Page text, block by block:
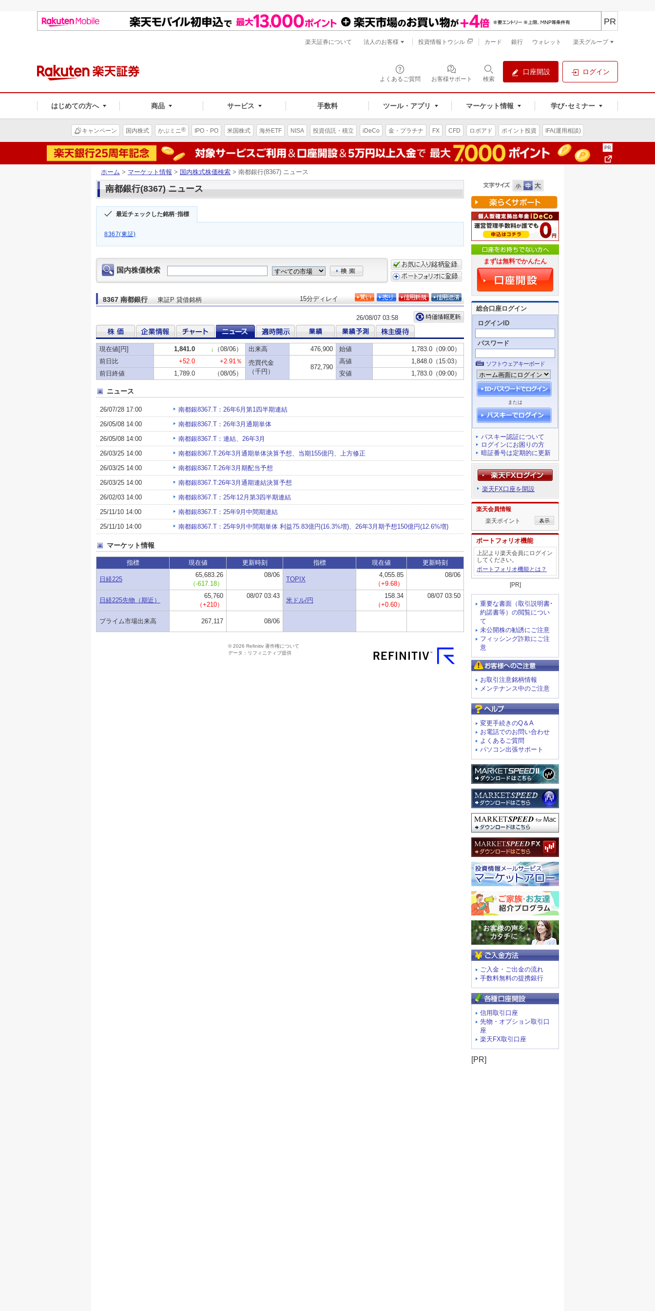
よくあるご質問 お客様サポート 検索
口座開設 ログイン
はじめての方へ 商品 サービス 手数料 ツール・アプリ マーケット情報 学び･セミナー
PR
楽天証券について 法人のお客様 投資情報トウシル カード 銀行 ウォレット 楽天グループ
キャンペーン 国内株式 かぶミニ® IPO・PO 米国株式 海外ETF NISA 投資信託・積立 iDeCo 金・プラチナ FX CFD ロボアド ポイント投資 IFA(運用相談)
ホーム > マーケット情報 > 国内株式株価検索 > 南都銀行(8367) ニュース
南都銀行(8367) ニュース
最近チェックした銘柄･指標
8367(東証)
まずは無料でかんたん
総合口座ログイン
ログインID
パスワード
ソフトウェアキーボード
または
パスキー認証について
ログインにお困りの方
暗証番号は定期的に更新
楽天FX口座を開設
楽天会員情報
楽天ポイント
ポートフォリオ機能
上記より楽天会員にログイン
してください。
ポートフォリオ機能とは？
[PR]
重要な書面（取引説明書･
約諾書等）の閲覧につい
て
未公開株の勧誘にご注意
フィッシング詐欺にご注
意
お取引注意銘柄情報
メンテナンス中のご注意
変更手続きのQ＆A
お電話でのお問い合わせ
よくあるご質問
パソコン出張サポート
ご入金・ご出金の流れ
手数料無料の提携銀行
信用取引口座
先物・オプション取引口
座
楽天FX取引口座
[PR]